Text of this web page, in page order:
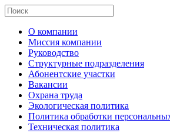
О компании
Миссия компании
Руководство
Структурные подразделения
Абонентские участки
Вакансии
Охрана труда
Экологическая политика
Политика обработки
Техническая политика